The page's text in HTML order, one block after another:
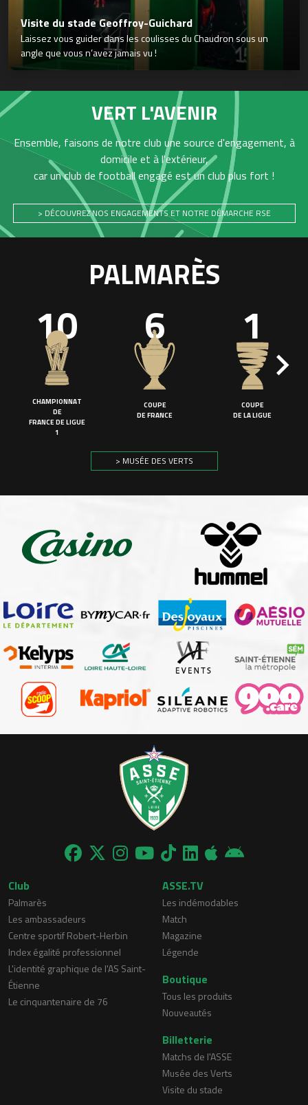
Visite du stade Geoffroy-Guichard
Laissez vous guider dans les coulisses du Chaudron sous un
angle que vous n’avez jamais vu !
VERT L'AVENIR
Ensemble, faisons de notre club une source d'engagement, à
domicile et à l'extérieur,
car un club de football engagé est un club plus fort !
> DÉCOUVREZ NOS ENGAGEMENTS ET NOTRE DÉMARCHE RSE
PALMARÈS
10
CHAMPIONNAT
DE
FRANCE DE LIGUE
1
6
COUPE
DE FRANCE
1
COUPE
DE LA LIGUE
> MUSÉE DES VERTS
Club
Palmarès
Les ambassadeurs
Centre sportif Robert-Herbin
Index égalité professionnel
L'identité graphique de l'AS Saint-
Étienne
Le cinquantenaire de 76
ASSE.TV
Les indémodables
Match
Magazine
Légende
Boutique
Tous les produits
Nouveautés
Billetterie
Matchs de l'ASSE
Musée des Verts
Visite du stade